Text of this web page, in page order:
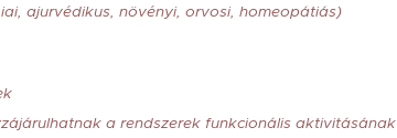
ajurvédikus, növényi, orvosi, homeopátiás)
a rendszerek funkcionális aktivitásának